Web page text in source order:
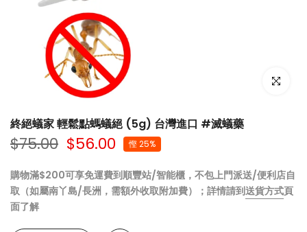
點擊放大
終絕蟻家 輕鬆點螞蟻絕 (5g) 台灣進口 #滅蟻藥
$75.00 $56.00 慳 25%
購物滿$200可享免運費到順豐站/智能櫃，不包上門派送/便利店自
取（如屬南丫島/長洲，需額外收取附加費）；詳情請到送貨方式頁
面了解